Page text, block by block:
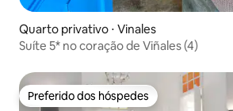
Quarto privativo ⋅ Vinales
Suíte 5* no coração de Viñales (4)
Preferido dos hóspedes
Preferido dos hóspedes